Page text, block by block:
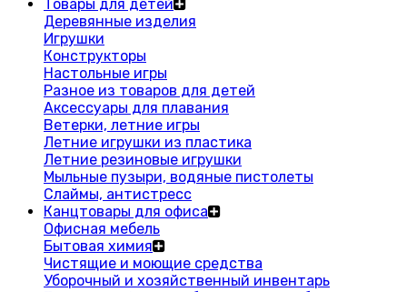
Товары для детей
Деревянные изделия
Игрушки
Конструкторы
Настольные игры
Разное из товаров для детей
Аксессуары для плавания
Ветерки, летние игры
Летние игрушки из пластика
Летние резиновые игрушки
Мыльные пузыри, водяные пистолеты
Слаймы, антистресс
Канцтовары для офиса
Офисная мебель
Бытовая химия
Чистящие и моющие средства
Уборочный и хозяйственный инвентарь